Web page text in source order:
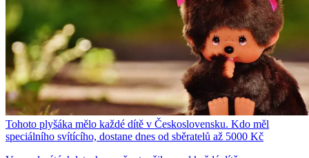
Tohoto plyšáka mělo každé dítě v Československu. Kdo měl
speciálního svítícího, dostane dnes od sběratelů až 5000 Kč